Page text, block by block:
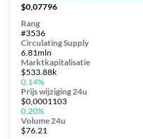
$0,07796
Circulating Supply
6.81mln
Prijs wijziging 24u
$0,0001103
0,20%
Marktkapitalisatie
$533.88k
0,14%
Volume 24u
$76.21
Rang
#3536